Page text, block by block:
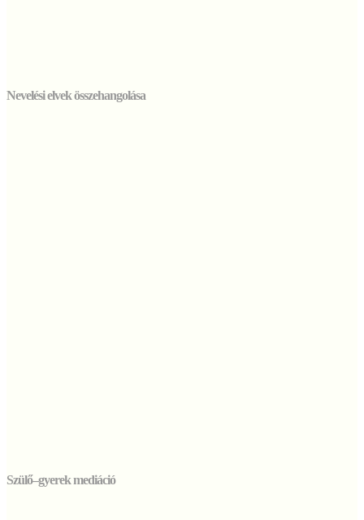
Nevelési elvek összehangolása
Szülő–gyerek mediáció